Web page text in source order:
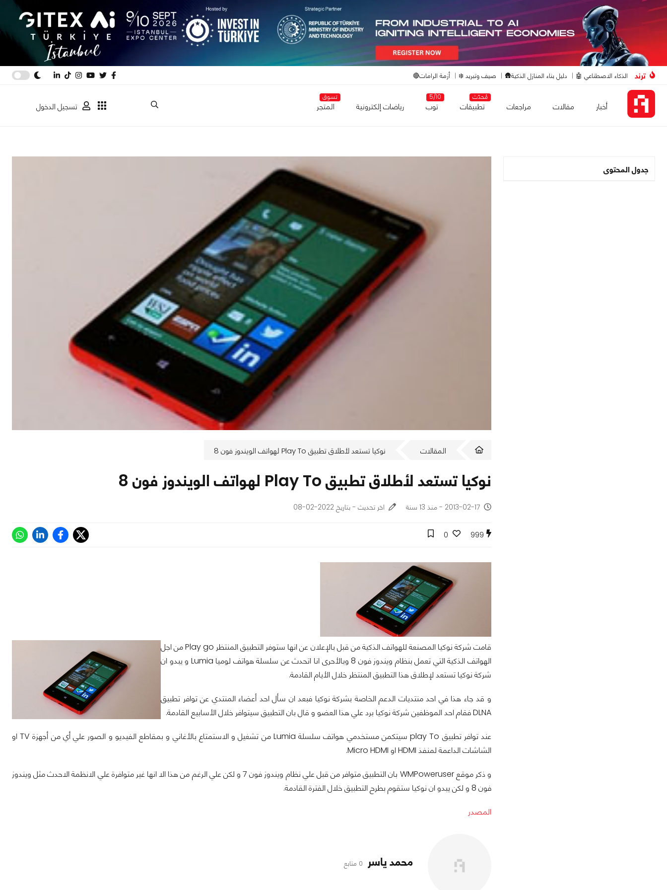
ترند الذكاء الاصطناعي 🤖 دليل بناء المنازل الذكية🛖 صيف وتبريد ❄️ أزمة الرامات🔴
أخبار مقالات مراجعات
مُحدّث
تطبيقات
5/10
توب رياضات إلكترونية
تسوق
المتجر تسجيل الدخول
جدول المحتوى
المقالات نوكيا تستعد لأطلاق تطبيق Play To لهواتف الويندوز فون 8
نوكيا تستعد لأطلاق تطبيق Play To لهواتف الويندوز فون 8
2013-02-17 - منذ 13 سنة اخر تحديث - بتاريخ 2022-02-08
999
0
قامت شركة نوكيا المصنعة للهواتف الذكية من قبل بالإعلان عن انها ستوفر التطبيق المنتظر Play go من اجل
الهواتف الذكية التي تعمل بنظام ويندوز فون 8 وبالأحرى انا اتحدث عن سلسلة هواتف لوميا Lumia و يبدو ان
شركة نوكيا تستعد لإطلاق هذا التطبيق المنتظر خلال الأيام القادمة.
و قد جاء هذا في احد منتديات الدعم الخاصة بشركة نوكيا فبعد ان سأل احد أعضاء المنتدي عن توافر تطبيق
DLNA فقام احد الموظفين شركة نوكيا برد علي هذا العضو و قال بان التطبيق سيتوافر خلال الأسابيع القادمة.
عند توافر تطبيق play To سيتكمن مستخدمي هواتف سلسلة Lumia من تشغيل و الاستمتاع بالأغاني و بمقاطع الفيديو و الصور علي أي من أجهزة TV او
الشاشات الداعمة لمنفذ HDMI او Micro HDMI.
و ذكر موقع WMPoweruser بان التطبيق متوافر من قبل علي نظام ويندوز فون 7 و لكن علي الرغم من هذا الا انها غير متوافرة علي الانظمة الاحدث مثل ويندوز
فون 8 و لكن يبدو ان نوكيا ستقوم بطرح التطبيق خلال الفترة القادمة.
المصدر
محمد ياسر 0 متابع